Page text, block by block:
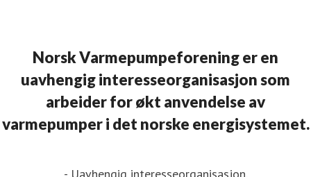
Norsk Varmepumpeforening er en
uavhengig interesseorganisasjon som
arbeider for økt anvendelse av
varmepumper i det norske energisystemet.
- Uavhengig interesseorganisasjon.